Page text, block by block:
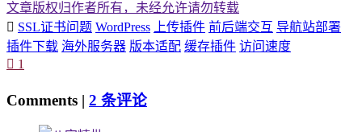
文章版权归作者所有，未经允许请勿转载
 SSL证书问题 WordPress 上传插件 前后端交互 导航站部署
插件下载 海外服务器 版本适配 缓存插件 访问速度
 1
Comments | 2 条评论